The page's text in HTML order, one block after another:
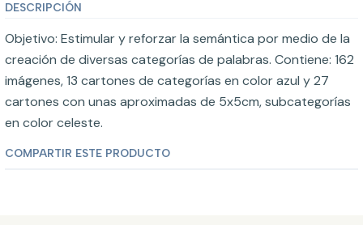
DESCRIPCIÓN
Objetivo: Estimular y reforzar la semántica por medio de la
creación de diversas categorías de palabras. Contiene: 162
imágenes, 13 cartones de categorías en color azul y 27
cartones con unas aproximadas de 5x5cm, subcategorías
en color celeste.
COMPARTIR ESTE PRODUCTO